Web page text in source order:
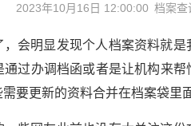
2023年10月16日 12:00:00 档案查
，会明显发现个人档案资料就
过办调档函或者是让机构来
要更新的资料合并在档案袋里